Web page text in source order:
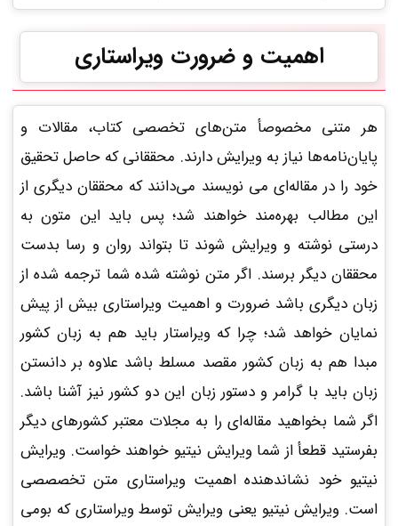
اهمیت و ضرورت ویراستاری
هر متنی مخصوصأ متن‌های تخصصی کتاب، مقالات و
پایان‌نامه‌ها نیاز به ویرایش دارند. محققانی که حاصل تحقیق
خود را در مقاله‌ای می نویسند می‌دانند که محققان دیگری از
این مطالب بهره‌مند خواهند شد؛ پس باید این متون به
درستی نوشته و ویرایش شوند تا بتواند روان و رسا بدست
محققان دیگر برسند. اگر متن نوشته شده شما ترجمه شده از
زبان دیگری باشد ضرورت و اهمیت ویراستاری بیش از پیش
نمایان خواهد شد؛ چرا که ویراستار باید هم به زبان کشور
مبدا هم به زبان کشور مقصد مسلط باشد علاوه بر دانستن
زبان باید با گرامر و دستور زبان این دو کشور نیز آشنا باشد.
اگر شما بخواهید مقاله‌ای را به مجلات معتبر کشورهای دیگر
بفرستید قطعأ از شما ویرایش نیتیو خواهند خواست. ویرایش
نیتیو خود نشاندهنده اهمیت ویراستاری متن تخصصصی
است. ویرایش نیتیو یعنی ویرایش توسط ویراستاری که بومی